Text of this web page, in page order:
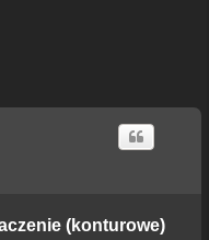
(konturowe)